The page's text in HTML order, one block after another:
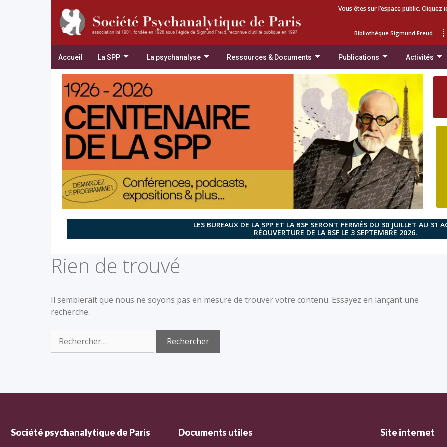
Vous êtes sur l’espace public.
Bibliothèque Sigmund Freud
Accueil La SPP La psychanalyse Ressources & Documents Publications Activités
LES BUREAUX DE LA SPP ET LA BSF SERONT FERMÉS DU 30 JUILLET AU 31
RÉOUVERTURE DE LA BSF LE 3 SEPTEMBRE 2026.
Rien de trouvé
Il semblerait que nous ne soyons pas en mesure de trouver votre contenu. Essayez en lançant une
recherche.
Société psychanalytique de Paris Documents utiles Site internet